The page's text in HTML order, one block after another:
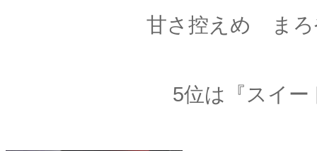
甘さ控えめ まろ
5位は『スイ